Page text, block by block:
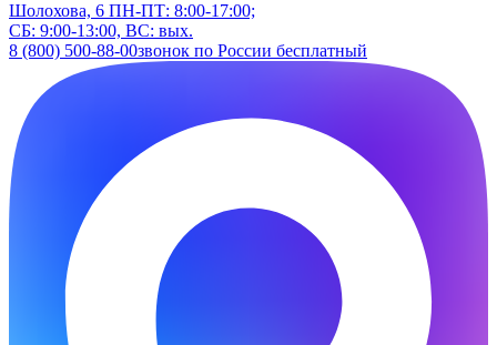
Шолохова, 6 ПН-ПТ: 8:00-17:00;
СБ: 9:00-13:00, ВС: вых.
8 (800) 500-88-00звонок по России бесплатный